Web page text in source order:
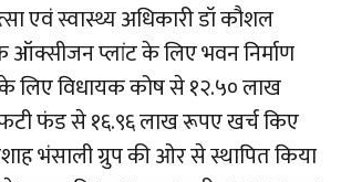
एवं स्वास्थ्य अधिकारी डॉ कौशल
ऑक्सीजन प्लांट के लिए भवन निर्माण
के लिए विधायक कोष से १२.५० लाख
फंड से १६.९६ लाख रूपए खर्च किए
भंसाली ग्रुप की ओर से स्थापित किया